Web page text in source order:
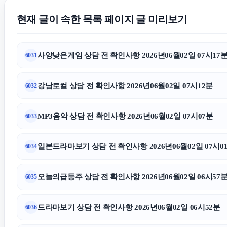
현재 글이 속한 목록 페이지 글 미리보기
6031 사양낮은게임 상담 전 확인사항 2026년06월02일 07시17
6032강남로컬 상담 전 확인사항 2026년06월02일 07시12분
6033MP3음악 상담 전 확인사항 2026년06월02일 07시07분
6034일본드라마보기 상담 전 확인사항 2026년06월02일 07시
6035 오늘의급등주 상담 전 확인사항 2026년06월02일 06시57
6036드라마보기 상담 전 확인사항 2026년06월02일 06시52분